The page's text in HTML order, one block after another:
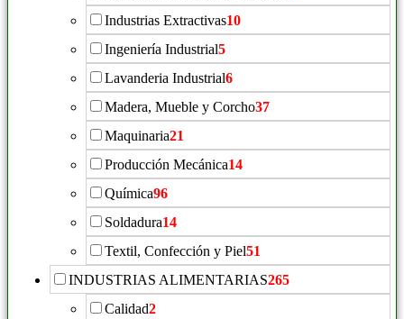
Industrias Extractivas10
Ingeniería Industrial5
Lavanderia Industrial6
Madera, Mueble y Corcho37
Maquinaria21
Producción Mecánica14
Química96
Soldadura14
Textil, Confección y Piel51
INDUSTRIAS ALIMENTARIAS265
Calidad2